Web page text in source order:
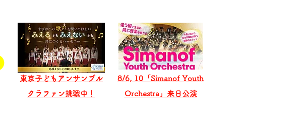
東京子どもアンサンブル
​クラファン挑戦中！
8/6, 10「Simanof Youth
Orchestra」来日公演